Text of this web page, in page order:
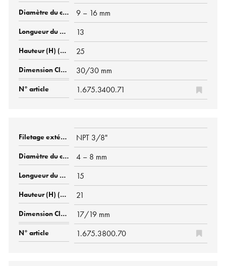
9 – 16 mm
13
25
30/30 mm
1.675.3400.71
NPT 3/8"
4 – 8 mm
15
21
17/19 mm
1.675.3800.70